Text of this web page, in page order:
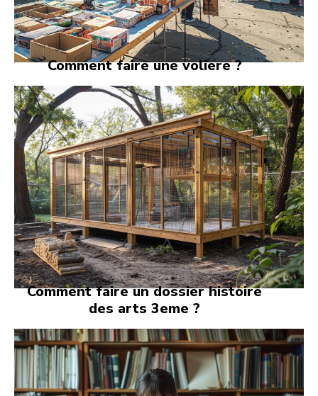
Comment faire une voliere ?
Comment faire un dossier histoire
des arts 3eme ?